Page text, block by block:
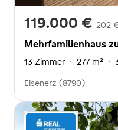
119.000 € 202
Mehrfamilienhaus
13 Zimmer · 277 m² ·
Eisenerz (8790)